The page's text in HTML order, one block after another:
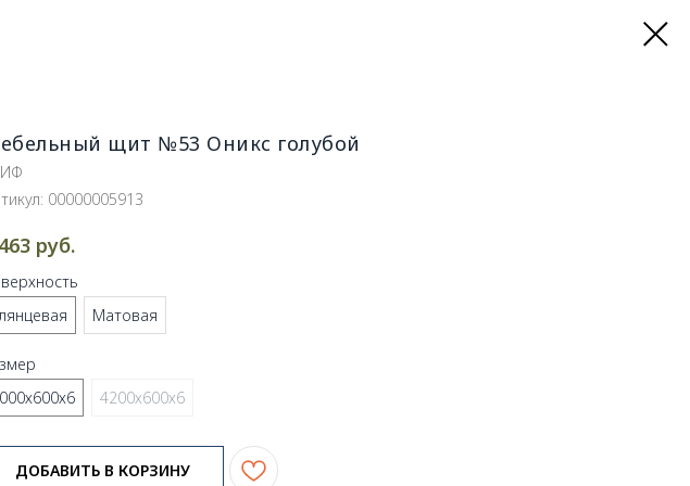
щит №53 Оникс голубой
00000005913
руб.
Матовая
4200х600х6
ДОБАВИТЬ В КОРЗИНУ